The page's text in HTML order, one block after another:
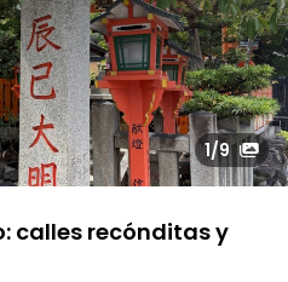
1/9
calles recónditas y